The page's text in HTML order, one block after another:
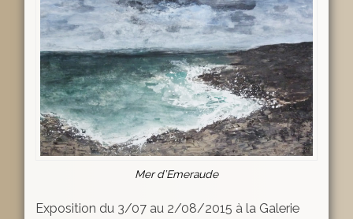
Mer d’Emeraude
Exposition du 3/07 au 2/08/2015 à la Galerie